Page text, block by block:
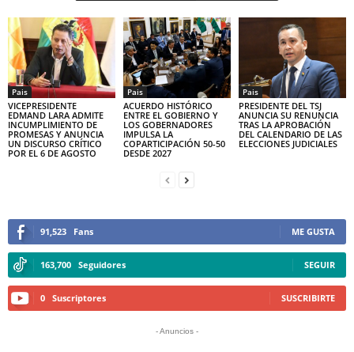
Pais
VICEPRESIDENTE
EDMAND LARA ADMITE
INCUMPLIMIENTO DE
PROMESAS Y ANUNCIA
UN DISCURSO CRÍTICO
POR EL 6 DE AGOSTO
Pais
ACUERDO HISTÓRICO
ENTRE EL GOBIERNO Y
LOS GOBERNADORES
IMPULSA LA
COPARTICIPACIÓN 50-50
DESDE 2027
Pais
PRESIDENTE DEL TSJ
ANUNCIA SU RENUNCIA
TRAS LA APROBACIÓN
DEL CALENDARIO DE LAS
ELECCIONES JUDICIALES
91,523 Fans ME GUSTA
163,700 Seguidores SEGUIR
0 Suscriptores SUSCRIBIRTE
- Anuncios -